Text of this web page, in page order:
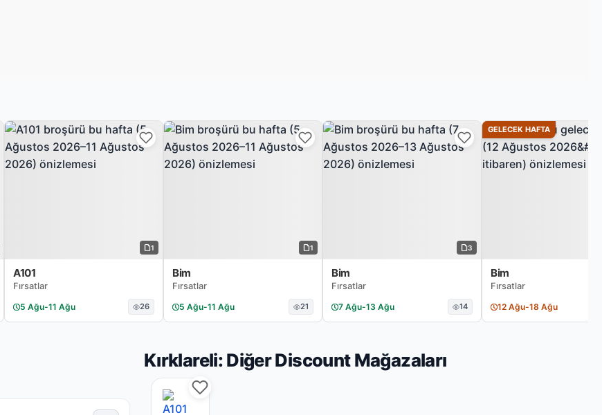
1
A101
Fırsatlar
5 Ağu-11 Ağu 26
1
Bim
Fırsatlar
5 Ağu-11 Ağu 21
3
Bim
Fırsatlar
7 Ağu-13 Ağu 14
GELECEK HAFTA
Bim
Fırsatlar
12 Ağu-18 Ağu
Kırklareli: Diğer Discount Mağazaları